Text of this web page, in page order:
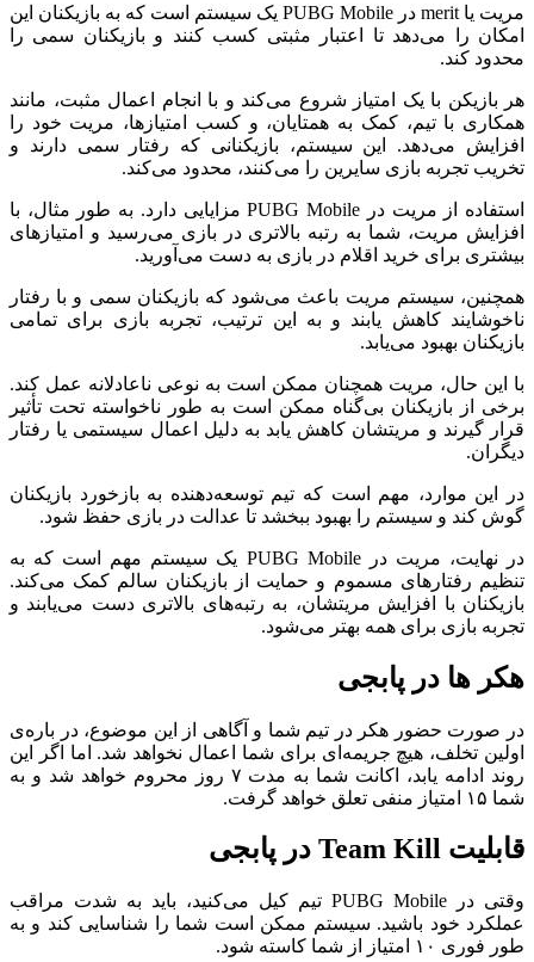
مریت یا merit در PUBG Mobile یک سیستم است که به بازیکنان این
امکان را می‌دهد تا اعتبار مثبتی کسب کنند و بازیکنان سمی را
محدود کند.
هر بازیکن با یک امتیاز شروع می‌کند و با انجام اعمال مثبت، مانند
همکاری با تیم، کمک به همتایان، و کسب امتیازها، مریت خود را
افزایش می‌دهد. این سیستم، بازیکنانی که رفتار سمی دارند و
تخریب تجربه بازی سایرین را می‌کنند، محدود می‌کند.
استفاده از مریت در PUBG Mobile مزایایی دارد. به طور مثال، با
افزایش مریت، شما به رتبه بالاتری در بازی می‌رسید و امتیازهای
بیشتری برای خرید اقلام در بازی به دست می‌آورید.
همچنین، سیستم مریت باعث می‌شود که بازیکنان سمی و با رفتار
ناخوشایند کاهش یابند و به این ترتیب، تجربه بازی برای تمامی
بازیکنان بهبود می‌یابد.
با این حال، مریت همچنان ممکن است به نوعی ناعادلانه عمل کند.
برخی از بازیکنان بی‌گناه ممکن است به طور ناخواسته تحت تأثیر
قرار گیرند و مریتشان کاهش یابد به دلیل اعمال سیستمی یا رفتار
دیگران.
در این موارد، مهم است که تیم توسعه‌دهنده به بازخورد بازیکنان
گوش کند و سیستم را بهبود ببخشد تا عدالت در بازی حفظ شود.
در نهایت، مریت در PUBG Mobile یک سیستم مهم است که به
تنظیم رفتارهای مسموم و حمایت از بازیکنان سالم کمک می‌کند.
بازیکنان با افزایش مریتشان، به رتبه‌های بالاتری دست می‌یابند و
تجربه بازی برای همه بهتر می‌شود.
هکر ها در پابجی
در صورت حضور هکر در تیم شما و آگاهی از این موضوع، در باره‌ی
اولین تخلف، هیچ جریمه‌ای برای شما اعمال نخواهد شد. اما اگر این
روند ادامه یابد، اکانت شما به مدت ۷ روز محروم خواهد شد و به
شما ۱۵ امتیاز منفی تعلق خواهد گرفت.
قابلیت Team Kill در پابجی
وقتی در PUBG Mobile تیم کیل می‌کنید، باید به شدت مراقب
عملکرد خود باشید. سیستم ممکن است شما را شناسایی کند و به
طور فوری ۱۰ امتیاز از شما کاسته شود.